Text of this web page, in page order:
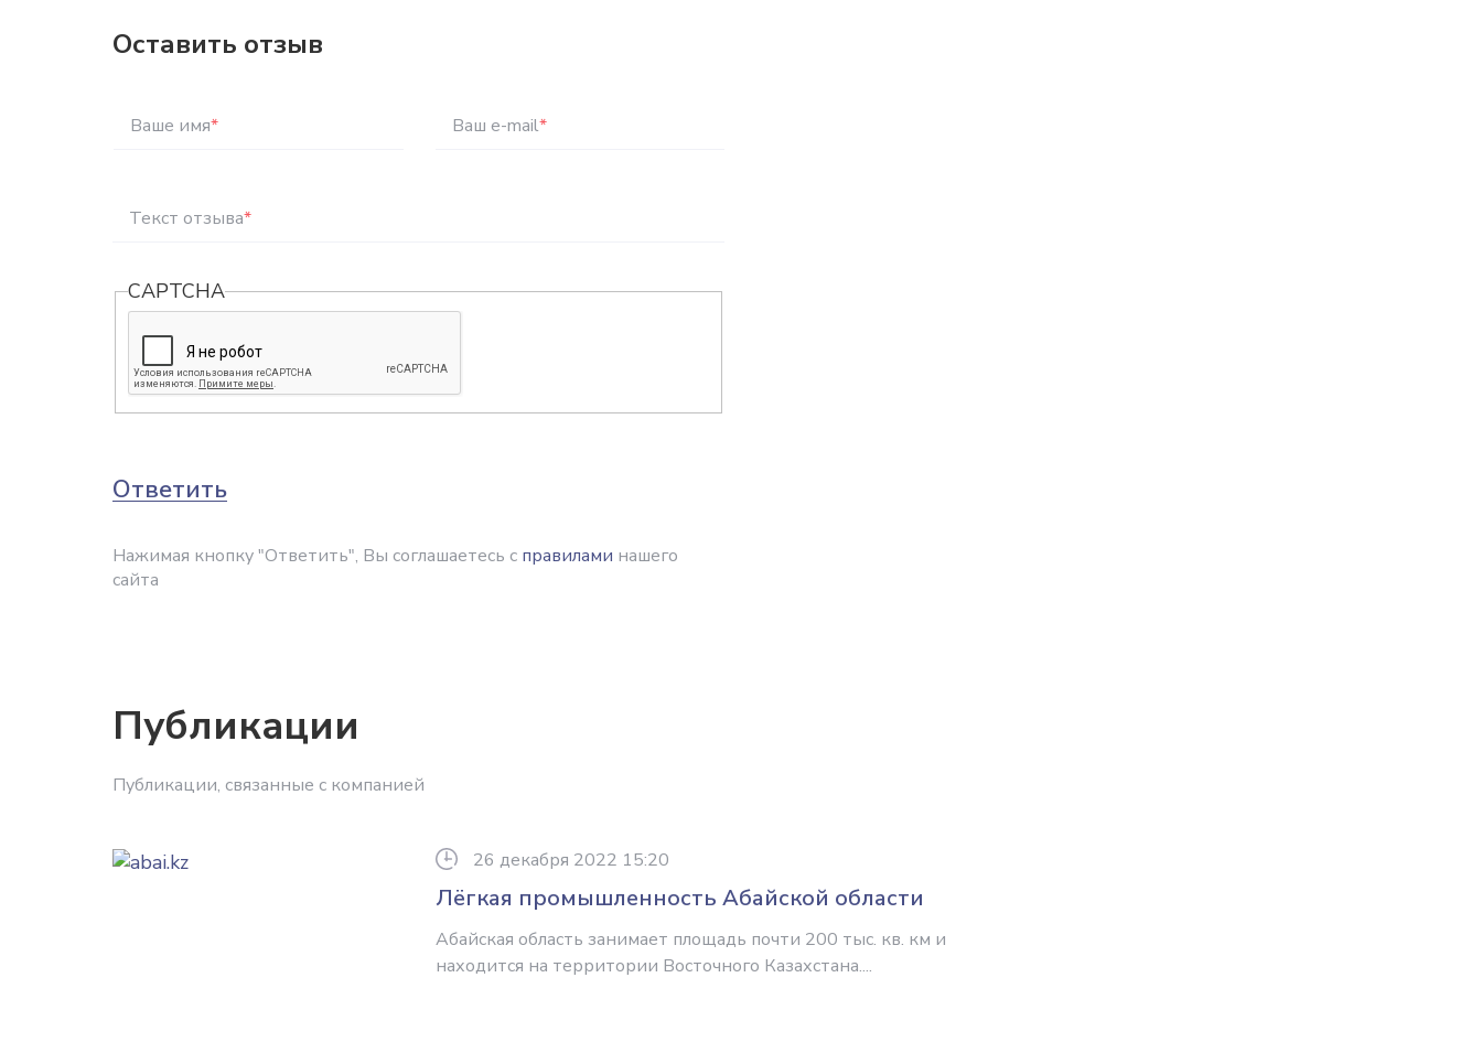
Оставить отзыв
Ваше имя* Ваш e-mail*
Текст отзыва*
CAPTCHA
Ответить
Нажимая кнопку "Ответить", Вы соглашаетесь с правилами нашего
сайта
Публикации
Публикации, связанные с компанией
26 декабря 2022 15:20
Лёгкая промышленность Абайской области
Абайская область занимает площадь почти 200 тыс. кв. км и
находится на территории Восточного Казахстана....